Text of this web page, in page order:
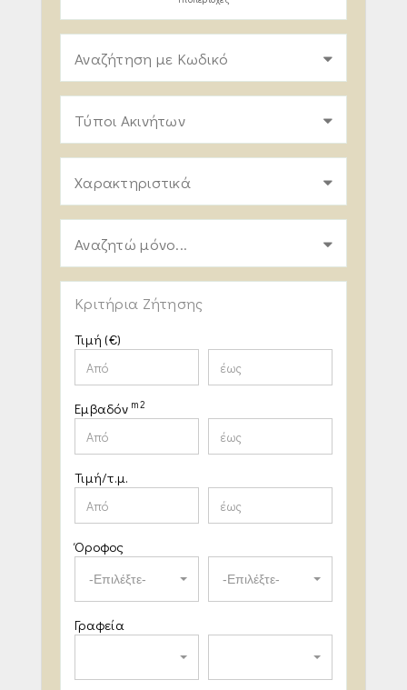
Αναζήτηση με Κωδικό
Τύποι Ακινήτων
Χαρακτηριστικά
Αναζητώ μόνο...
Κριτήρια Ζήτησης
Τιμή (€)
Εμβαδόν m2
Τιμή/τ.μ.
Όροφος
-Επιλέξτε- -Επιλέξτε-
Γραφεία